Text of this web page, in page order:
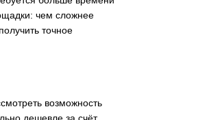
чем сложнее
точное
возможность